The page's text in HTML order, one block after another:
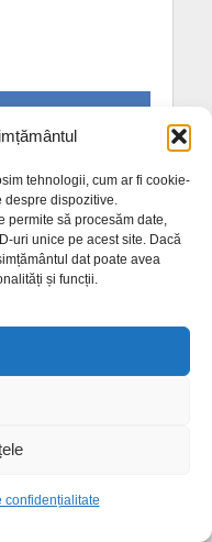
tehnologii, cum ar fi cookie-
despre dispozitive.
permite să procesăm date,
uri unice pe acest site. Dacă
dat poate avea
și funcții.
confidențialitate
nimeni”
ale urșilor la
de la Sugălete. ”De
lucrările de întreținere
de întreținere prin